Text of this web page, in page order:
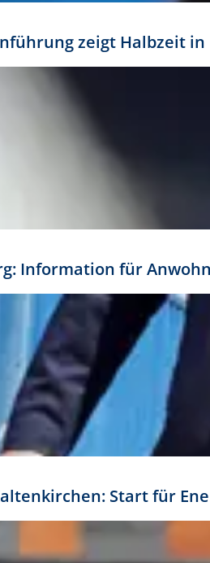
zeigt Halbzeit
Information für
Start für